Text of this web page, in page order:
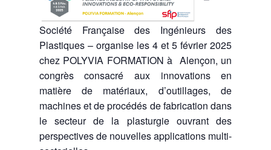
Société Française des Ingénieurs des
Plastiques – organise les 4 et 5 février 2025
chez POLYVIA FORMATION à Alençon, un
congrès consacré aux innovations en
matière de matériaux, d’outillages, de
machines et de procédés de fabrication dans
le secteur de la plasturgie ouvrant des
perspectives de nouvelles applications multi-